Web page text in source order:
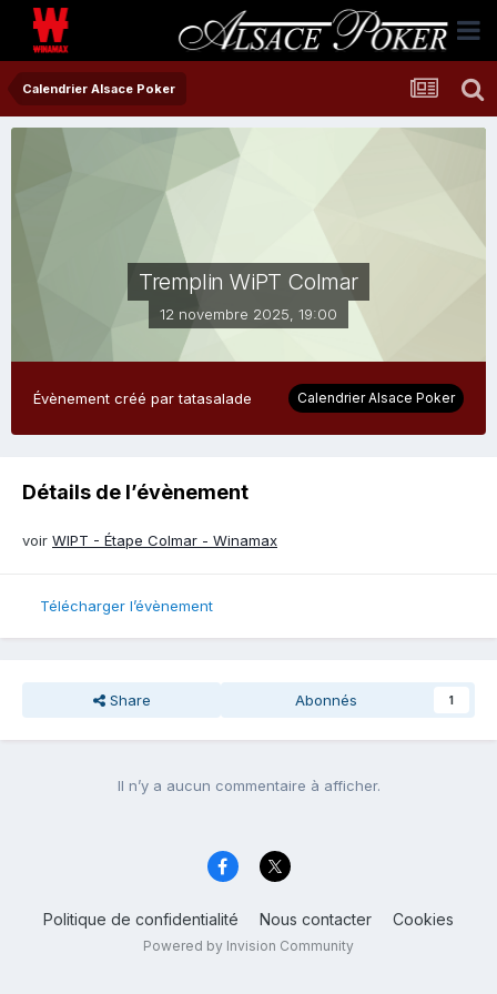
Calendrier Alsace Poker
Tremplin WiPT Colmar
12 novembre 2025, 19:00
Évènement créé partatasalade Calendrier Alsace Poker
Détails de l’évènement
voir WIPT - Étape Colmar - Winamax
Télécharger l’évènement
Share Abonnés 1
Il n’y a aucun commentaire à afficher.
Politique de confidentialité Nous contacter Cookies
Powered by Invision Community